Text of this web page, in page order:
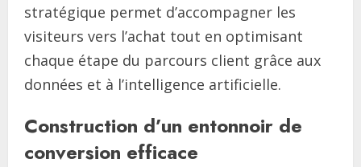
stratégique permet d’accompagner les
visiteurs vers l’achat tout en optimisant
chaque étape du parcours client grâce aux
données et à l’intelligence artificielle.
Construction d’un entonnoir de
conversion efficace